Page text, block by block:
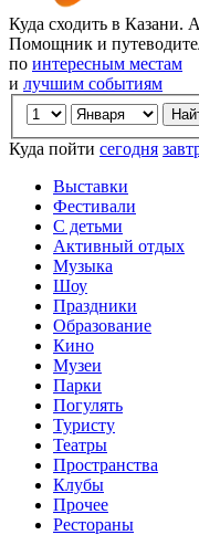
Куда сходить в Казани.
Помощник и
по интересным местам
и лучшим событиям
Куда пойти сегодня
Выставки
Фестивали
С детьми
Активный отдых
Музыка
Шоу
Праздники
Образование
Кино
Музеи
Парки
Погулять
Туристу
Театры
Пространства
Клубы
Прочее
Рестораны